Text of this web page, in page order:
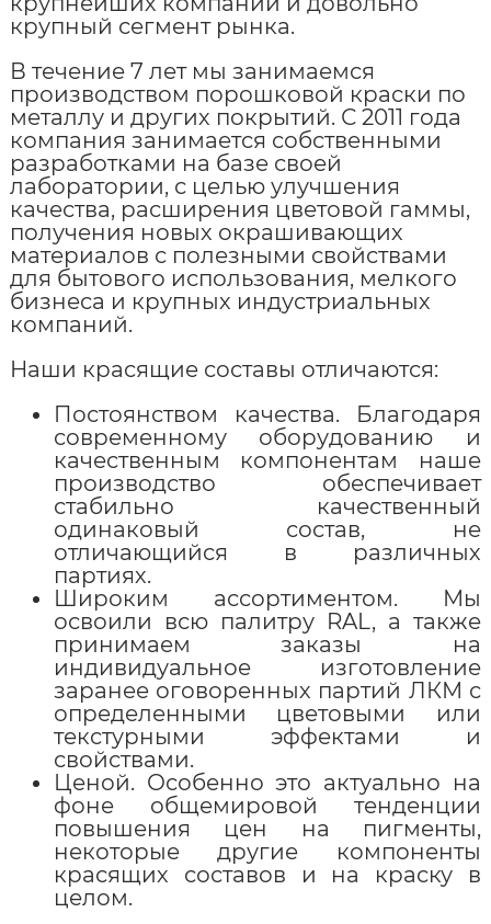
крупный сегмент рынка.
В течение 7 лет мы занимаемся
производством порошковой краски по
металлу и других покрытий. С 2011 года
компания занимается собственными
разработками на базе своей
лаборатории, с целью улучшения
качества, расширения цветовой гаммы,
получения новых окрашивающих
материалов с полезными свойствами
для бытового использования, мелкого
бизнеса и крупных индустриальных
компаний.
Наши красящие составы отличаются:
Постоянством качества. Благодаря
современному оборудованию и
качественным компонентам наше
производство обеспечивает
стабильно качественный
одинаковый состав, не
отличающийся в различных
партиях.
Широким ассортиментом. Мы
освоили всю палитру RAL, а также
принимаем заказы на
индивидуальное изготовление
заранее оговоренных партий ЛКМ с
определенными цветовыми или
текстурными эффектами и
свойствами.
Ценой. Особенно это актуально на
фоне общемировой тенденции
повышения цен на пигменты,
некоторые другие компоненты
красящих составов и на краску в
целом.